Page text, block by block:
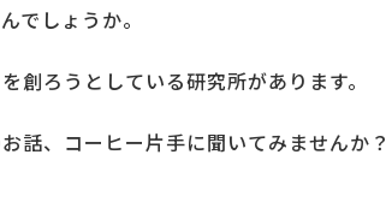
でしょうか。
創ろうとしている研究所があります。
話、コーヒー片手に聞いてみませんか？